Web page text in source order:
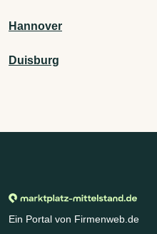
Hannover
Duisburg
Ein Portal von Firmenweb.de